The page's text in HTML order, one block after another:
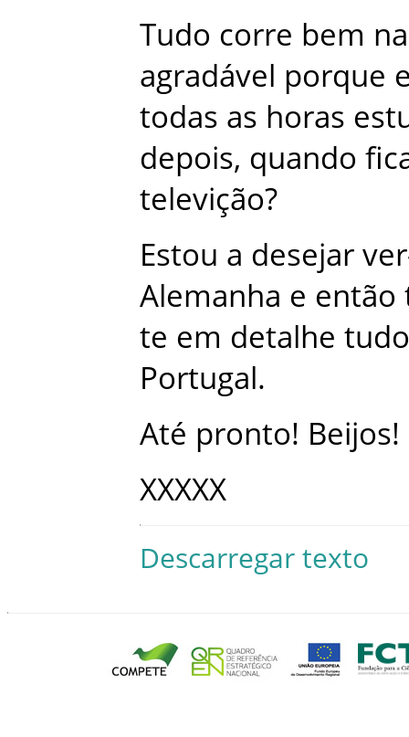
Tudo corre bem
agradável porque
todas as horas
depois, quando
televição?
Estou a desejar
Alemanha e então
te em detalhe tudo
Portugal.
Até pronto! Beijos!
XXXXX
Descarregar texto